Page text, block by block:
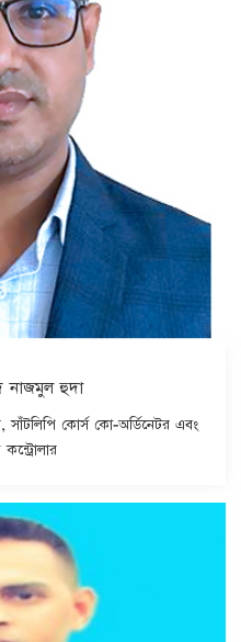
নাজমুল হুদা
সাঁটলিপি কোর্স কো-অর্ডিনেটর এবং
কন্ট্রোলার